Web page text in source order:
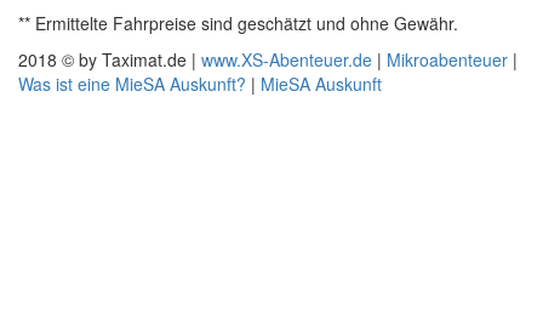
** Ermittelte Fahrpreise sind geschätzt und ohne Gewähr.
2018 © by Taximat.de | www.XS-Abenteuer.de | Mikroabenteuer |
Was ist eine MieSA Auskunft? | MieSA Auskunft